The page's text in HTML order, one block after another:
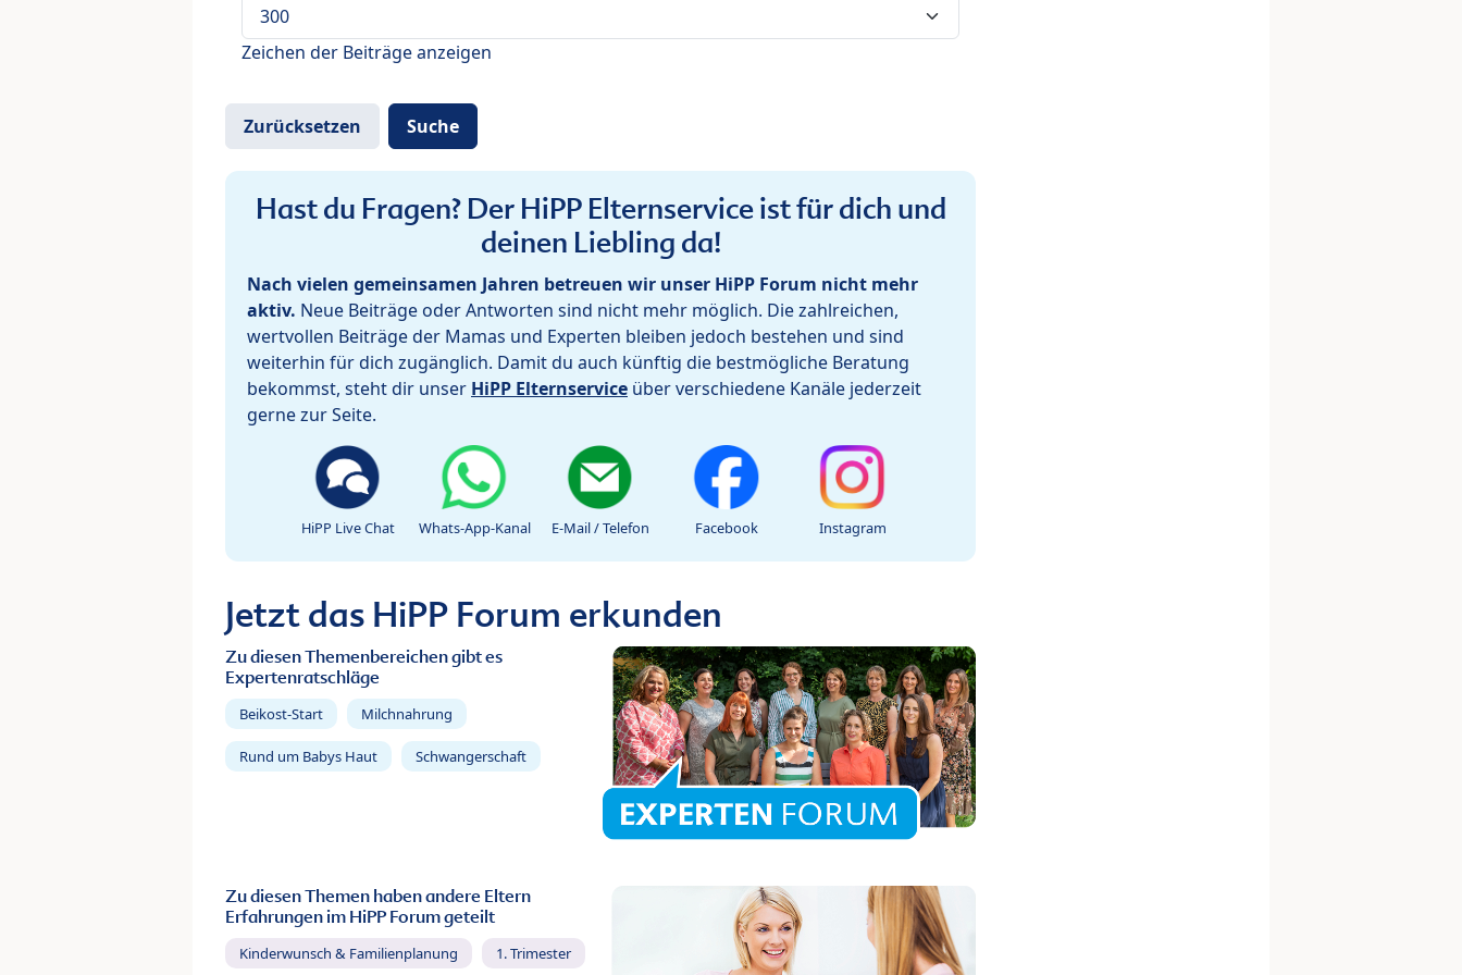
Zeichen der Beiträge anzeigen
Hast du Fragen? Der HiPP Elternservice ist für dich und
deinen Liebling da!
Nach vielen gemeinsamen Jahren betreuen wir unser HiPP Forum nicht mehr
aktiv. Neue Beiträge oder Antworten sind nicht mehr möglich. Die zahlreichen,
wertvollen Beiträge der Mamas und Experten bleiben jedoch bestehen und sind
weiterhin für dich zugänglich. Damit du auch künftig die bestmögliche Beratung
bekommst, steht dir unser HiPP Elternservice über verschiedene Kanäle jederzeit
gerne zur Seite.
HiPP Live Chat Whats-App-Kanal E-Mail / Telefon Facebook Instagram
Jetzt das HiPP Forum erkunden
Zu diesen Themenbereichen gibt es
Expertenratschläge
Beikost-Start Milchnahrung
Rund um Babys Haut Schwangerschaft
Zu diesen Themen haben andere Eltern
Erfahrungen im HiPP Forum geteilt
Kinderwunsch & Familienplanung 1. Trimester